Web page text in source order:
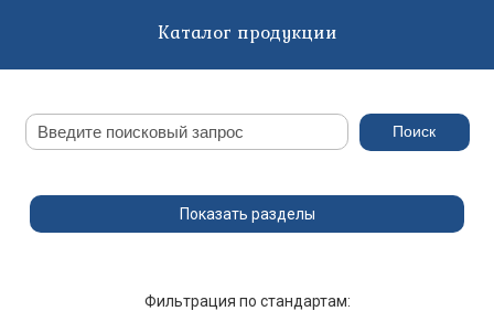
Каталог продукции
Показать разделы
Фильтрация по стандартам: